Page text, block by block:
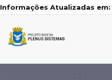
Atualizadas em: